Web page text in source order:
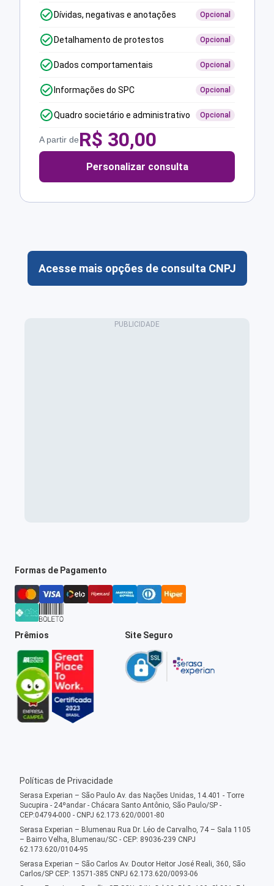
Dívidas, negativas e anotações Opcional
Detalhamento de protestos Opcional
Dados comportamentais Opcional
Informações do SPC Opcional
Quadro societário e administrativo Opcional
A partir deR$ 30,00
Personalizar consulta
Acesse mais opções de consulta CNPJ
Formas de Pagamento
Prêmios Site Seguro
Políticas de Privacidade
Serasa Experian – São Paulo Av. das Nações Unidas, 14.401 - Torre
Sucupira - 24ºandar - Chácara Santo Antônio, São Paulo/SP -
CEP:04794-000 - CNPJ 62.173.620/0001-80
Serasa Experian – Blumenau Rua Dr. Léo de Carvalho, 74 – Sala 1105
– Bairro Velha, Blumenau/SC - CEP: 89036-239 CNPJ
62.173.620/0104-95
Serasa Experian – São Carlos Av. Doutor Heitor José Reali, 360, São
Carlos/SP CEP: 13571-385 CNPJ 62.173.620/0093-06